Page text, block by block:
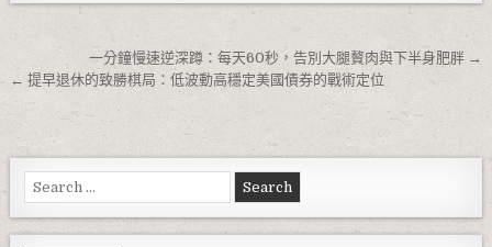
文章導覽一分鐘慢速逆深蹲：每天60秒，告別大腿贅肉與下半身肥胖 →
← 提早退休的致勝棋局：低波動高穩定美國債券的戰術定位
Search for: